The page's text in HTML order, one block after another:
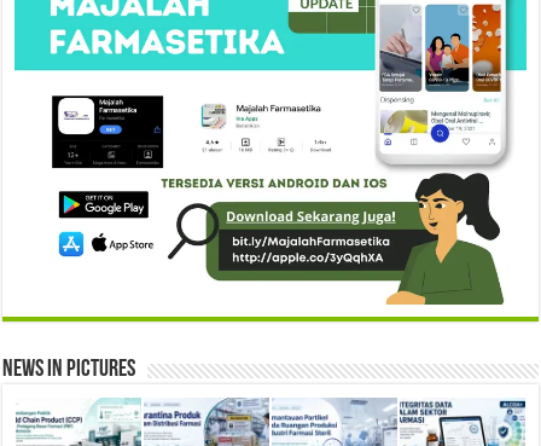
News in Pictures